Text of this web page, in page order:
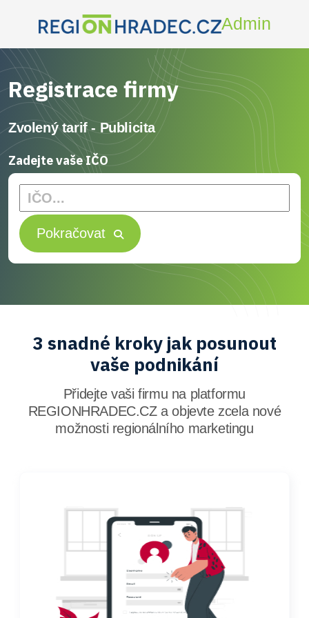
Admin
Registrace firmy
Zvolený tarif -Publicita
Zadejte vaše IČO
Pokračovat
3 snadné kroky jak posunout
vaše podnikání
Přidejte vaši firmu na platformu
REGIONHRADEC.CZ a objevte zcela nové
možnosti regionálního marketingu